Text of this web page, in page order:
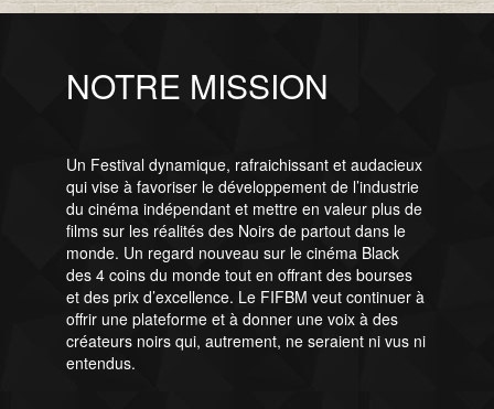
NOTRE MISSION
Un Festival dynamique, rafraichissant et audacieux
qui vise à favoriser le développement de l’industrie
du cinéma indépendant et mettre en valeur plus de
films sur les réalités des Noirs de partout dans le
monde. Un regard nouveau sur le cinéma Black
des 4 coins du monde tout en offrant des bourses
et des prix d’excellence. Le FIFBM veut continuer à
offrir une plateforme et à donner une voix à des
créateurs noirs qui, autrement, ne seraient ni vus ni
entendus.